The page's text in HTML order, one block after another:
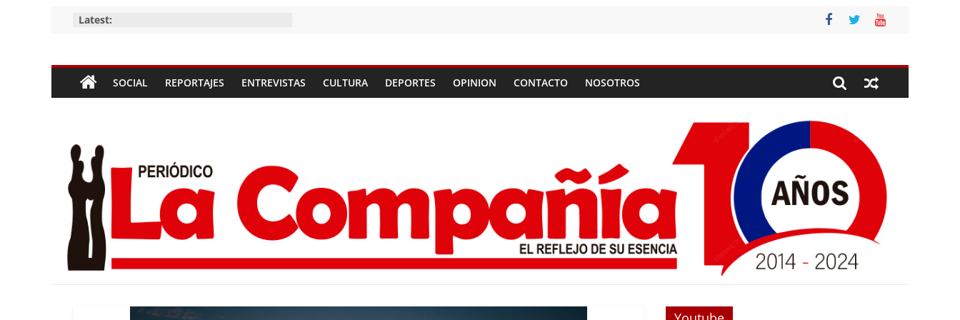
Latest:
Periódico
La
Compañía
Periódico
las
Compañías
SOCIAL REPORTAJES ENTREVISTAS CULTURA DEPORTES OPINION CONTACTO NOSOTROS